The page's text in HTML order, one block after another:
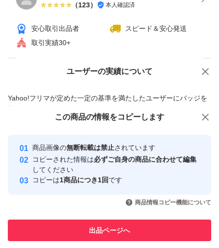
（123） 本人確認済
安心取引出品者
スピード＆安心発送
取引実績30+
ユーザーの実績について
Yahoo!フリマが定めた一定の基準を満たしたユーザーにバッジを
付与しています
安心取引出品者
心・安全なユーザーです
取引実績
引を完了させた実績があります
での取引実績があります
価格の相談 商品への質問
この商品の情報をコピーします
商品画像の無断転載は禁止されています
コピーされた情報は必ずご自身の商品に合わせて編集
してください
コピーは1商品につき1回です
商品情報コピー機能について
出品ページへ
この商品をみている人にオススメ